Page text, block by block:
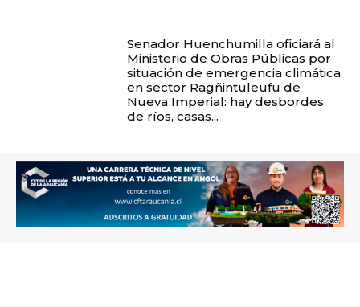
Senador Huenchumilla oficiará al
Ministerio de Obras Públicas por
situación de emergencia climática
en sector Ragñintuleufu de
Nueva Imperial: hay desbordes
de ríos, casas...